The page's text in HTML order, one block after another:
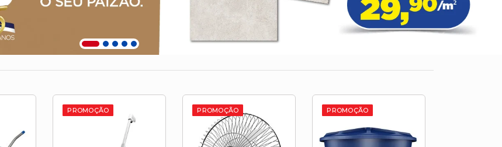
PROMOÇÃO PROMOÇÃO PROMOÇÃO